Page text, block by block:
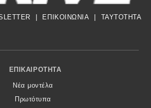
| ΕΠΙΚΟΙΝΩΝΙΑ | TAYTOTHTA
Footer Menu
ΕΠΙΚΑΙΡΌΤΗΤΑ
Νέα μοντέλα
Πρωτότυπα